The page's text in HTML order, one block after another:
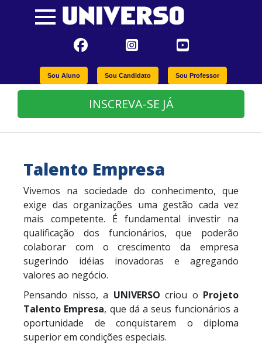
Sou Aluno Sou Candidato Sou Professor
INSCREVA-SE JÁ
Talento Empresa
Vivemos na sociedade do conhecimento, que
exige das organizações uma gestão cada vez
mais competente. É fundamental investir na
qualificação dos funcionários, que poderão
colaborar com o crescimento da empresa
sugerindo idéias inovadoras e agregando
valores ao negócio.
Pensando nisso, a UNIVERSO criou o Projeto
Talento Empresa, que dá a seus funcionários a
oportunidade de conquistarem o diploma
superior em condições especiais.